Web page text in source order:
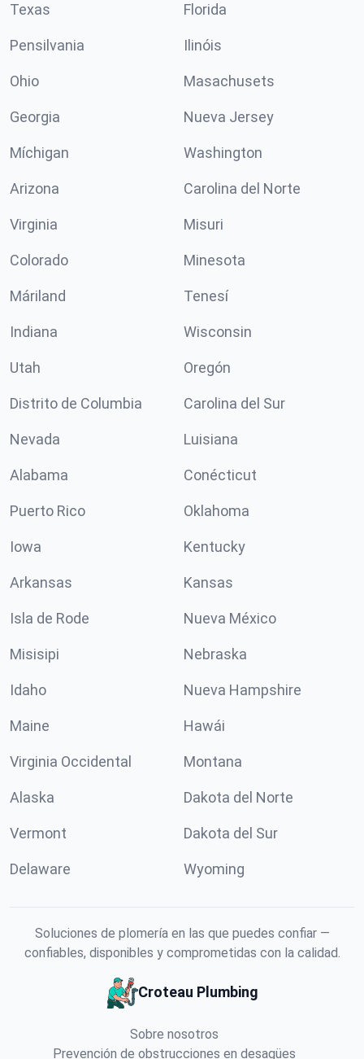
Texas Florida
Pensilvania Ilinóis
Ohio Masachusets
Georgia Nueva Jersey
Míchigan Washington
Arizona Carolina del Norte
Virginia Misuri
Colorado Minesota
Máriland Tenesí
Indiana Wisconsin
Utah Oregón
Distrito de Columbia Carolina del Sur
Nevada Luisiana
Alabama Conécticut
Puerto Rico Oklahoma
Iowa Kentucky
Arkansas Kansas
Isla de Rode Nueva México
Misisipi Nebraska
Idaho Nueva Hampshire
Maine Hawái
Virginia Occidental Montana
Alaska Dakota del Norte
Vermont Dakota del Sur
Delaware Wyoming
Soluciones de plomería en las que puedes confiar —
confiables, disponibles y comprometidas con la calidad.
Croteau Plumbing
Sobre nosotros
Prevención de obstrucciones en desagües